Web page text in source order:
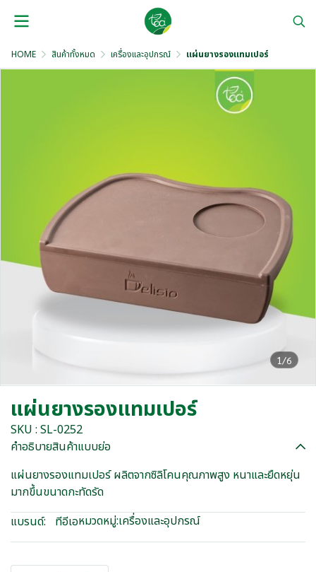
HOME สินค้าทั้งหมด เครื่องและอุปกรณ์ แผ่นยางรองแทมเปอร์
1/6
แผ่นยางรองแทมเปอร์
SKU : SL-0252
คำอธิบายสินค้าแบบย่อ
แผ่นยางรองแทมเปอร์ ผลิตจากซิลิโคนคุณภาพสูง หนาและยืดหยุ่น
มากขึ้นขนาดกะทัดรัด
แบรนด์:
ทีอีเอหมวดหมู่:เครื่องและอุปกรณ์